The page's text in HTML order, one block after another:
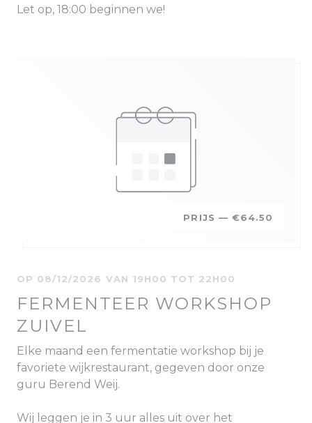
Let op, 18:00 beginnen we!
PRIJS — €64.50
OP 08/12/2026 VAN 19H00 TOT 22H00
FERMENTEER WORKSHOP
ZUIVEL
Elke maand een fermentatie workshop bij je
favoriete wijkrestaurant, gegeven door onze
guru Berend Weij.
Wij leggen je in 3 uur alles uit over het